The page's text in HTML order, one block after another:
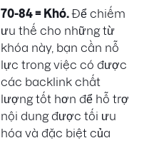
70-84 = Khó.Để chiếm
ưu thế cho những từ
khóa này, bạn cần nỗ
lực trong việc có được
các backlink chất
lượng tốt hơn để hỗ trợ
nội dung được tối ưu
hóa và đặc biệt của